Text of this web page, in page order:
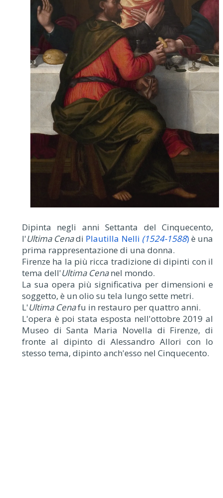
Dipinta negli anni Settanta del Cinquecento,
l'Ultima Cenadi Plautilla Nelli (1524-1588)è una
prima rappresentazione di una donna.
Firenze ha la più ricca tradizione di dipinti con il
tema dell'Ultima Cenanel mondo.
La sua opera più significativa per dimensioni e
soggetto, è un olio su tela lungo sette metri.
L'Ultima Cenafu in restauro per quattro anni.
L'opera è poi stata esposta nell'ottobre 2019 al
Museo di Santa Maria Novella di Firenze, di
fronte al dipinto di Alessandro Allori con lo
stesso tema, dipinto anch'esso nel Cinquecento.